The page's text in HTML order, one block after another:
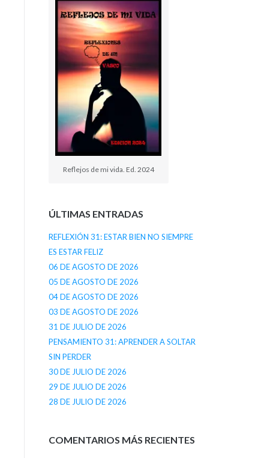
Reflejos de mi vida. Ed. 2024
ÚLTIMAS ENTRADAS
REFLEXIÓN 31: ESTAR BIEN NO SIEMPRE
ES ESTAR FELIZ
06 DE AGOSTO DE 2026
05 DE AGOSTO DE 2026
04 DE AGOSTO DE 2026
03 DE AGOSTO DE 2026
31 DE JULIO DE 2026
PENSAMIENTO 31: APRENDER A SOLTAR
SIN PERDER
30 DE JULIO DE 2026
29 DE JULIO DE 2026
28 DE JULIO DE 2026
COMENTARIOS MÁS RECIENTES